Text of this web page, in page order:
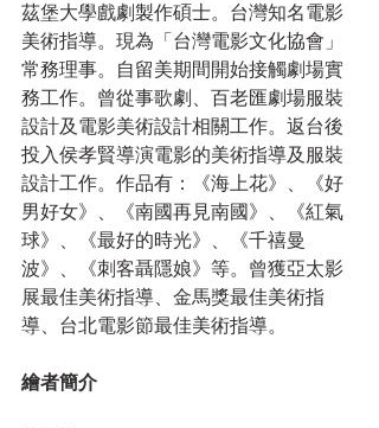
茲堡大學戲劇製作碩士。台灣知名電影
美術指導。現為「台灣電影文化協會」
常務理事。自留美期間開始接觸劇場實
務工作。曾從事歌劇、百老匯劇場服裝
設計及電影美術設計相關工作。返台後
投入侯孝賢導演電影的美術指導及服裝
設計工作。作品有：《海上花》、《好
男好女》、《南國再見南國》、《紅氣
球》、《最好的時光》、《千禧曼
波》、《刺客聶隱娘》等。曾獲亞太影
展最佳美術指導、金馬獎最佳美術指
導、台北電影節最佳美術指導。
繪者簡介